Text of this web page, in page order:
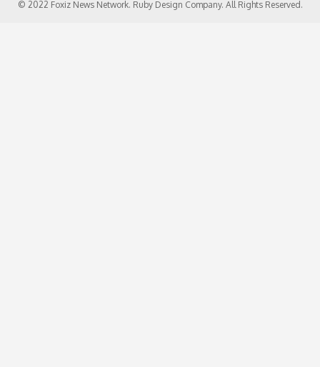
© 2022 Foxiz News Network. Ruby Design Company. All Rights Reserved.